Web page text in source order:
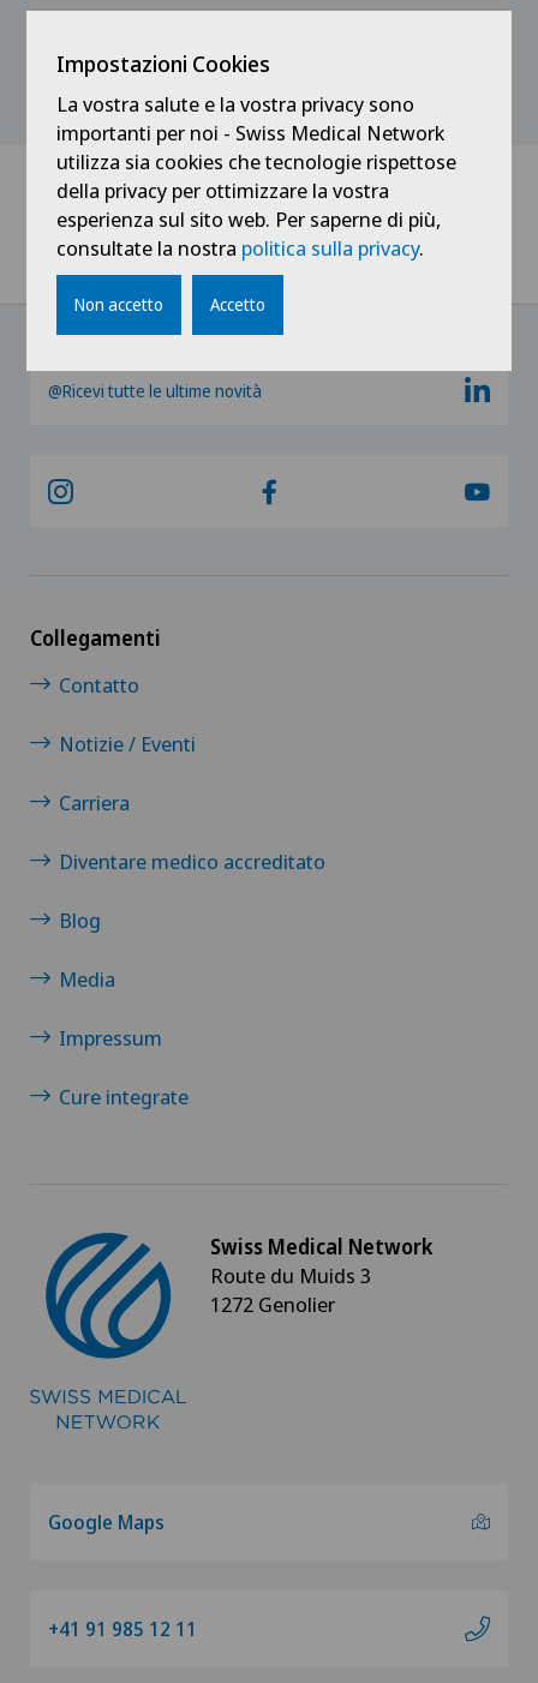
Mostra tutto
Home
Notizie / Eventi
Consulenze mediche Radio 3i - Dr. Ivan Tami
@Ricevi tutte le ultime novità
Collegamenti
Contatto
Notizie / Eventi
Carriera
Diventare medico accreditato
Blog
Media
Impressum
Cure integrate
Swiss Medical Network
Route du Muids 3
1272 Genolier
Google Maps
+41 91 985 12 11
Impostazioni Cookies
La vostra salute e la vostra privacy sono
importanti per noi - Swiss Medical Network
utilizza sia cookies che tecnologie rispettose
della privacy per ottimizzare la vostra
esperienza sul sito web. Per saperne di più,
consultate la nostra politica sulla privacy.
Non accetto Accetto